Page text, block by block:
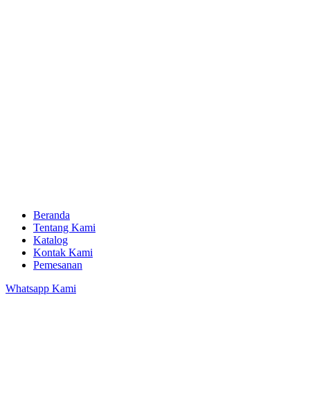
Beranda
Tentang Kami
Katalog
Kontak Kami
Pemesanan
Whatsapp Kami